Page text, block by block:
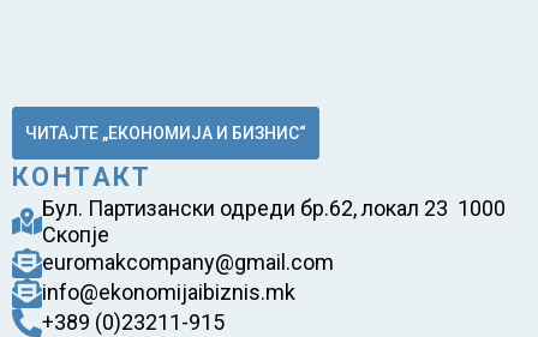
ЧИТАЈТЕ „ЕКОНОМИЈА И БИЗНИС“
КОНТАКТ
Бул. Партизански одреди бр.62, локал 23 1000
Скопје
euromakcompany@gmail.com
info@ekonomijaibiznis.mk
+389 (0)23211-915